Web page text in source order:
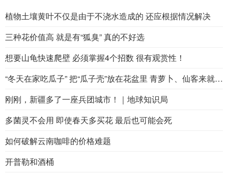
植物土壤黄叶不仅是由于不浇水造成的 还应根据情况解决
三种花价值高 就是有“狐臭” 真的不好选
想要山龟快速爬壁 必须掌握4个招数 很有观赏性！
“冬天在家吃瓜子” 把“瓜子壳”放在花盆里 青萝卜、仙客来就茂盛了！
刚刚，新疆多了一座兵团城市！｜地球知识局
多菌灵不会用 即使春天多买花 最后也可能会死
如何破解云南咖啡的价格难题
开普勒和酒桶